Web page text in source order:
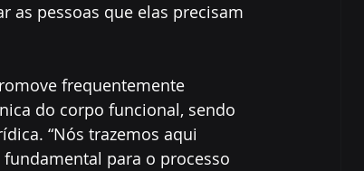
as pessoas que elas precisam
frequentemente
do corpo funcional, sendo
“Nós trazemos aqui
para o processo